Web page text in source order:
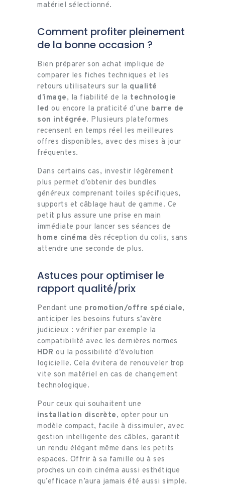
matériel sélectionné.
Comment profiter pleinement
de la bonne occasion ?
Bien préparer son achat implique de
comparer les fiches techniques et les
retours utilisateurs sur la qualité
d’image, la fiabilité de la technologie
led ou encore la praticité d’une barre de
son intégrée. Plusieurs plateformes
recensent en temps réel les meilleures
offres disponibles, avec des mises à jour
fréquentes.
Dans certains cas, investir légèrement
plus permet d’obtenir des bundles
généreux comprenant toiles spécifiques,
supports et câblage haut de gamme. Ce
petit plus assure une prise en main
immédiate pour lancer ses séances de
home cinéma dès réception du colis, sans
attendre une seconde de plus.
Astuces pour optimiser le
rapport qualité/prix
Pendant une promotion/offre spéciale,
anticiper les besoins futurs s’avère
judicieux : vérifier par exemple la
compatibilité avec les dernières normes
HDR ou la possibilité d’évolution
logicielle. Cela évitera de renouveler trop
vite son matériel en cas de changement
technologique.
Pour ceux qui souhaitent une
installation discrète, opter pour un
modèle compact, facile à dissimuler, avec
gestion intelligente des câbles, garantit
un rendu élégant même dans les petits
espaces. Offrir à sa famille ou à ses
proches un coin cinéma aussi esthétique
qu’efficace n’aura jamais été aussi simple.